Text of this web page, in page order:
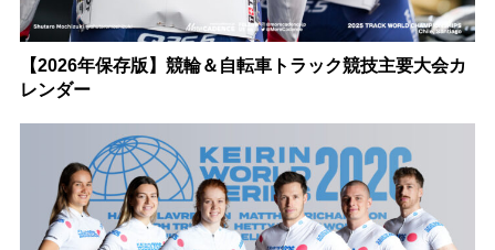
【2026年保存版】競輪＆自転車トラック競技主要大会カ
レンダー